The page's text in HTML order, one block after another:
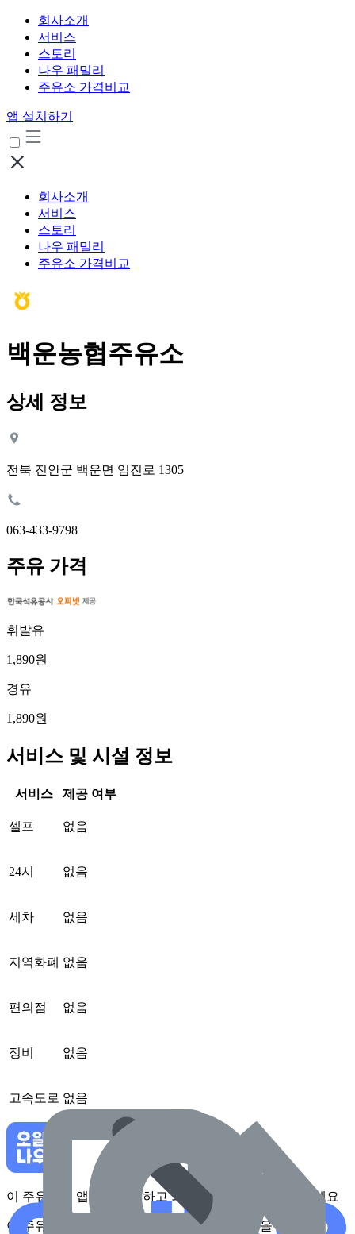
회사소개
서비스
스토리
나우 패밀리
주유소 가격비교
앱 설치하기
회사소개
서비스
스토리
나우 패밀리
주유소 가격비교
백운농협주유소
상세 정보
전북 진안군 백운면 임진로 1305
063-433-9798
주유 가격
휘발유
1,890원
경유
1,890원
서비스 및 시설 정보
서비스 제공 여부
셀프 없음
24시 없음
세차 없음
지역화폐 없음
편의점 없음
정비 없음
고속도로 없음
이 주유소를 앱에서 확인하고 최대 1만원 혜택을 받아보세요
이 주유소를 앱에서 확인하고 최대 1만원 혜택을 받아보세요